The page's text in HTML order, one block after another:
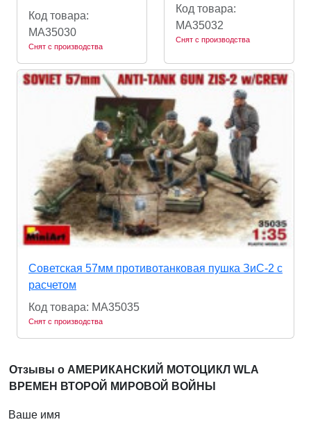
Код товара:
MA35030
Снят с производства
Код товара:
MA35032
Снят с производства
Советская 57мм противотанковая пушка ЗиС-2 с
расчетом
Код товара: MA35035
Снят с производства
Отзывы о АМЕРИКАНСКИЙ МОТОЦИКЛ WLA
ВРЕМЕН ВТОРОЙ МИРОВОЙ ВОЙНЫ
Ваше имя